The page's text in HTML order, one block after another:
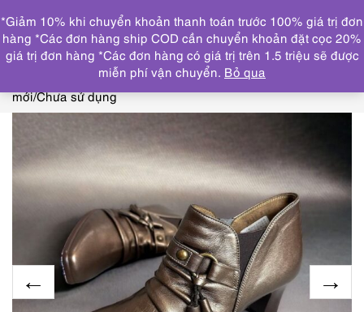
DANH MỤC
Trang chủ GIẦY, DÉP GIẦY DÉP NỮ
3971-Giầy nữ
Size 35.5 (22.5cm-23cm)-BLANC/BLEU Japan pumps-Như
mới/Chưa sử dụng
*Giảm 10% khi chuyển khoản thanh toán trước 100% giá trị đơn
hàng *Các đơn hàng ship COD cần chuyển khoản đặt cọc 20%
giá trị đơn hàng *Các đơn hàng có giá trị trên 1.5 triệu sẽ được
miễn phí vận chuyển. Bỏ qua